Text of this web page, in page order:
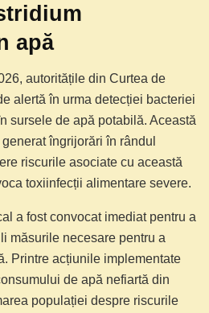
apă
autoritățile din Curtea de
alertă în urma detecției bacteriei
sursele de apă potabilă. Această
îngrijorări în rândul
riscurile asociate cu această
toxiinfecții alimentare severe.
a fost convocat imediat pentru a
măsurile necesare pentru a
Printre acțiunile implementate
de apă nefiartă din
populației despre riscurile